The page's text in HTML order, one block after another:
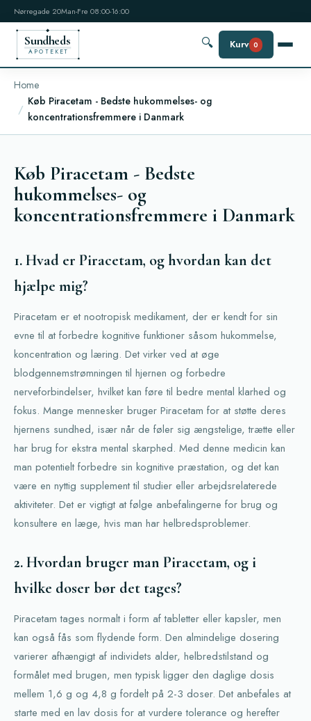
Nørregade 20Man-Fre 08:00-16:00
Sundheds
APOTEKET
🔍 Kurv 0
Home
Køb Piracetam - Bedste hukommelses- og
koncentrationsfremmere i Danmark
Køb Piracetam - Bedste
hukommelses- og
koncentrationsfremmere i Danmark
1. Hvad er Piracetam, og hvordan kan det
hjælpe mig?
Piracetam er et nootropisk medikament, der er kendt for sin
evne til at forbedre kognitive funktioner såsom hukommelse,
koncentration og læring. Det virker ved at øge
blodgennemstrømningen til hjernen og forbedre
nerveforbindelser, hvilket kan føre til bedre mental klarhed og
fokus. Mange mennesker bruger Piracetam for at støtte deres
hjernens sundhed, især når de føler sig ængstelige, trætte eller
har brug for ekstra mental skarphed. Med denne medicin kan
man potentielt forbedre sin kognitive præstation, og det kan
være en nyttig supplement til studier eller arbejdsrelaterede
aktiviteter. Det er vigtigt at følge anbefalingerne for brug og
konsultere en læge, hvis man har helbredsproblemer.
2. Hvordan bruger man Piracetam, og i
hvilke doser bør det tages?
Piracetam tages normalt i form af tabletter eller kapsler, men
kan også fås som flydende form. Den almindelige dosering
varierer afhængigt af individets alder, helbredstilstand og
formålet med brugen, men typisk ligger den daglige dosis
mellem 1,6 g og 4,8 g fordelt på 2-3 doser. Det anbefales at
starte med en lav dosis for at vurdere tolerance og herefter